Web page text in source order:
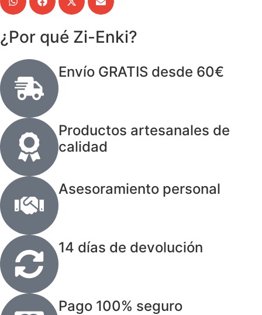
¿Por qué Zi-Enki?
Envío GRATIS desde 60€
Productos artesanales de
calidad
Asesoramiento personal
14 días de devolución
Pago 100% seguro